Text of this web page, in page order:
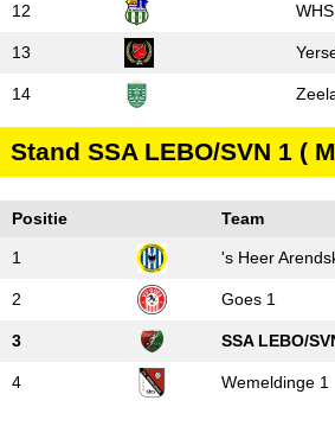
12 WHS
13
14
Stand SSA LEBO/SVN 1 (
Positie Team
1 's Heer
2 Goes 1
3 SSA LEBO/
4 Wemeldinge 1